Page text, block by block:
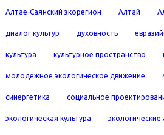
Алтае-Саянский экорегион Алтай
диалог культур духовность
культура культурное пространство
молодежное экологическое движение
синергетика социальное
экологическая культура экологические